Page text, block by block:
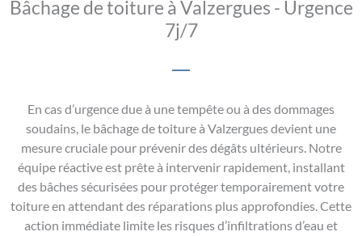
Bâchage de toiture à Valzergues - Urgence
7j/7
En cas d’urgence due à une tempête ou à des dommages
soudains, le bâchage de toiture à Valzergues devient une
mesure cruciale pour prévenir des dégâts ultérieurs. Notre
équipe réactive est prête à intervenir rapidement, installant
des bâches sécurisées pour protéger temporairement votre
toiture en attendant des réparations plus approfondies. Cette
action immédiate limite les risques d’infiltrations d’eau et